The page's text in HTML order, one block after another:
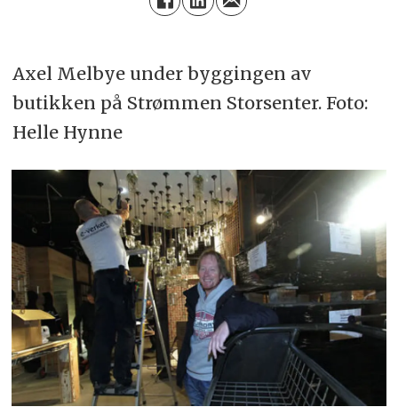
Axel Melbye under byggingen av
butikken på Strømmen Storsenter. Foto:
Helle Hynne